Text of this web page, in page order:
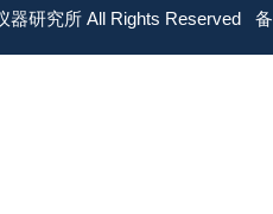
器研究所 All Rights Reserved